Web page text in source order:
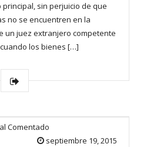
sin perjuicio de que
no se encuentren en la
un juez extranjero competente
los bienes […]
Comentado
septiembre 19, 2015